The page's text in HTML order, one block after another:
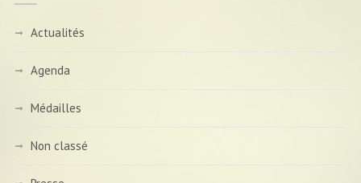
Actualités
Agenda
Médailles
Non classé